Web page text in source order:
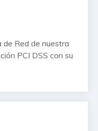
de Red de nuestra
PCI DSS con su